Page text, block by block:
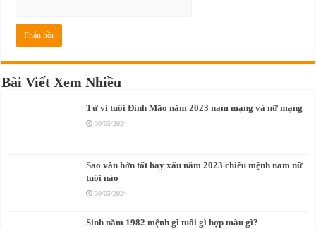
Bài Viết Xem Nhiều
Tử vi tuổi Đinh Mão năm 2023 nam mạng và nữ mạng
30/05/2024
Sao vân hớn tốt hay xấu năm 2023 chiếu mệnh nam nữ
tuổi nào
30/05/2024
Sinh năm 1982 mệnh gì tuổi gì hợp màu gì?